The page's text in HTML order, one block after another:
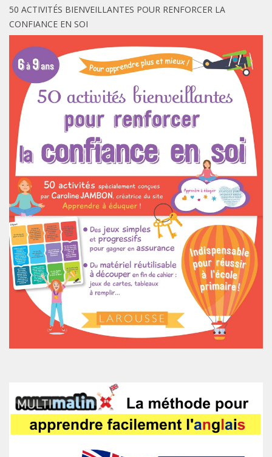
50 ACTIVITÉS BIENVEILLANTES POUR RENFORCER LA
CONFIANCE EN SOI